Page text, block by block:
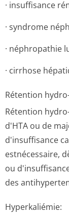
· insuffisance
· syndrome
· néphropathie
· cirrhose
Rétention
Rétention
d'HTA ou de
d'insuffisance
estnécessaire,
ou
des
Hyperkaliémie: